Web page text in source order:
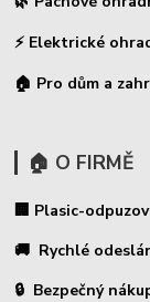
⚡ Elektrické
🏠 Pro dům a
🏠 O FIRMĚ
🏢 Plasic-
🚚 Rychlé
🔒 Bezpečný